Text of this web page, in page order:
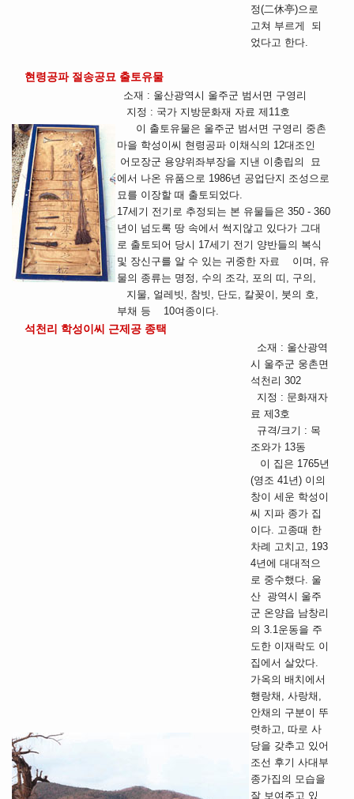
정(二休亭)으로
고쳐 부르게 되
었다고 한다.
현령공파 절송공묘 출토유물
소재 : 울산광역시 울주군 범서면 구영리
지정 : 국가 지방문화재 자료 제11호
이 출토유물은 울주군 범서면 구영리 중촌
마을 학성이씨 현령공파 이채식의 12대조인
어모장군 용양위좌부장을 지낸 이충립의 묘
에서 나온 유품으로 1986년 공업단지 조성으로
묘를 이장할 때 출토되었다.
17세기 전기로 추정되는 본 유물들은 350 - 360
년이 넘도록 땅 속에서 썩지않고 있다가 그대
로 출토되어 당시 17세기 전기 양반들의 복식
및 장신구를 알 수 있는 귀중한 자료 이며, 유
물의 종류는 명정, 수의 조각, 포의 띠, 구의,
지물, 얼레빗, 참빗, 단도, 칼꽂이, 붓의 호,
부채 등 10여종이다.
석천리 학성이씨 근제공 종택
소재 : 울산광역
시 울주군 웅촌면
석천리 302
지정 : 문화재자
료 제3호
규격/크기 : 목
조와가 13동
이 집은 1765년
(영조 41년) 이의
창이 세운 학성이
씨 지파 종가 집
이다. 고종때 한
차례 고치고, 193
4년에 대대적으
로 중수했다. 울
산 광역시 울주
군 온양읍 남창리
의 3.1운동을 주
도한 이재락도 이
집에서 살았다.
가옥의 배치에서
행랑채, 사랑채,
안채의 구분이 뚜
렷하고, 따로 사
당을 갖추고 있어
조선 후기 사대부
종가집의 모습을
잘 보여주고 있